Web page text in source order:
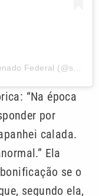
“Na época
por
calada.
Ela
se o
segundo ela,